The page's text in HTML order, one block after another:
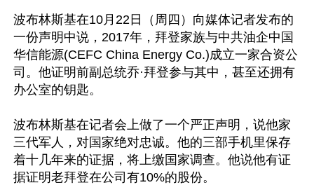
波布林斯基在10月22日（周四）向媒体记者发布的
一份声明中说，2017年，拜登家族与中共油企中国
华信能源(CEFC China Energy Co.)成立一家合资公
司。他证明前副总统乔·拜登参与其中，甚至还拥有
办公室的钥匙。
波布林斯基在记者会上做了一个严正声明，说他家
三代军人，对国家绝对忠诚。他的三部手机里保存
着十几年来的证据，将上缴国家调查。他说他有证
据证明老拜登在公司有10%的股份。